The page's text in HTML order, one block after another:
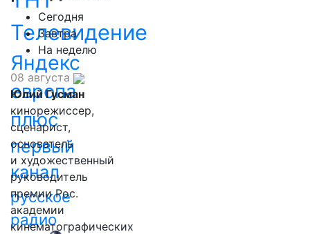
Телевидение
Яндекс
европа
плюс
первый
канал
русское
радио
Сегодня
Завтра
На неделю
08 августа
Юлий Гусман
кинорежиссер,
сценарист,
основатель
и художественный
руководитель
премии Рос.
академии
кинематографических